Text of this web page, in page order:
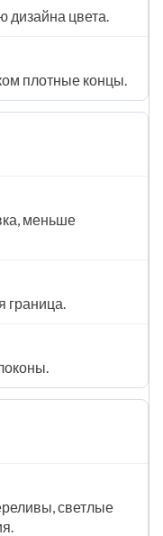
дизайна цвета.
плотные концы.
меньше
граница.
светлые